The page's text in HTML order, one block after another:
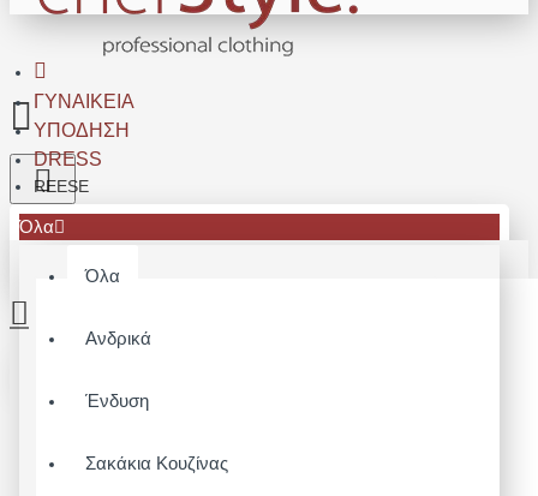
Όλα
Όλα
Ανδρικά
Ένδυση
Σακάκια Κουζίνας
ΓΥΝΑΙΚΕΊΑ
ΥΠΌΔΗΣΗ
DRESS
REESE